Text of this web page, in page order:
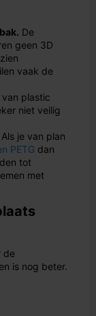
De
geen 3D
vaak de
plastic
niet veilig
Als je van plan
PETG dan
tot
met
de
is nog beter.